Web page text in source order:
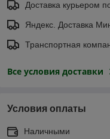
Доставка курьером
Яндекс. Доставка
Транспортная
Все условия доставки
Условия оплаты
Наличными